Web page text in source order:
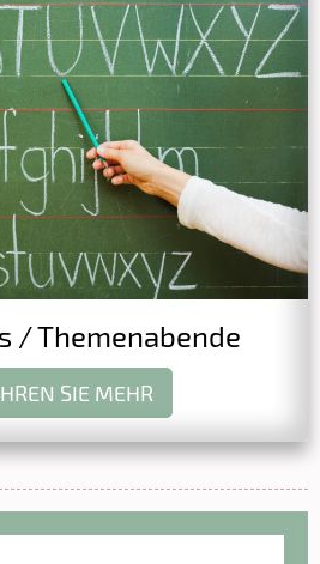
/ Themenabende
SIE MEHR